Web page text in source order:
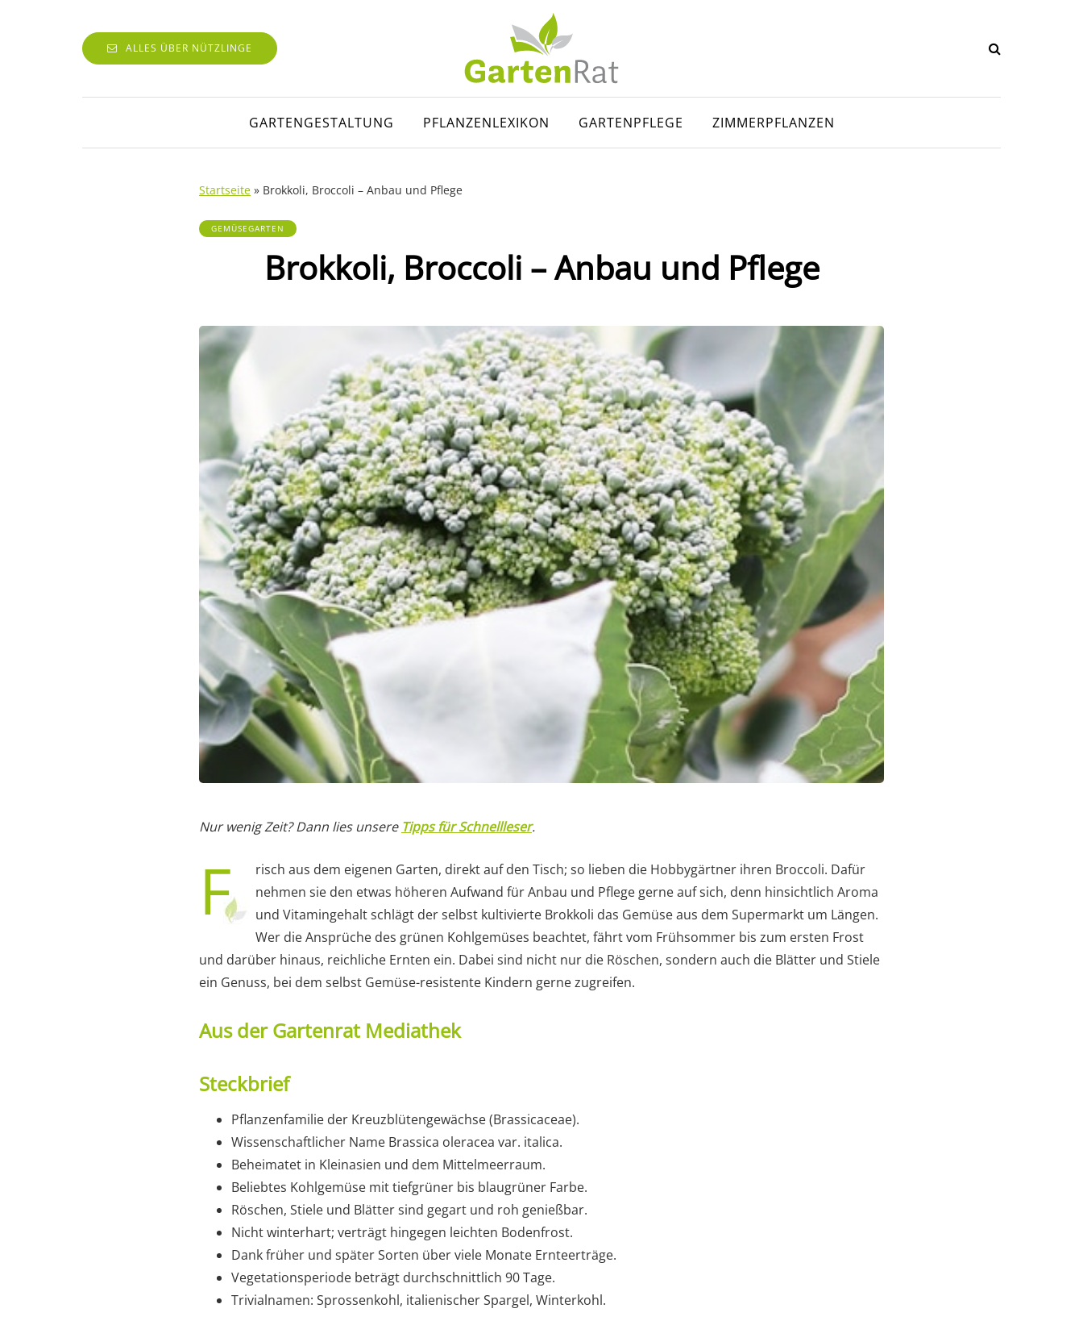
ALLES ÜBER NÜTZLINGE
GARTENGESTALTUNG PFLANZENLEXIKON GARTENPFLEGE ZIMMERPFLANZEN
Startseite » Brokkoli, Broccoli – Anbau und Pflege
GEMÜSEGARTEN
Brokkoli, Broccoli – Anbau und Pflege
Nur wenig Zeit? Dann lies unsere Tipps für Schnellleser.
F
risch aus dem eigenen Garten, direkt auf den Tisch; so lieben die Hobbygärtner ihren Broccoli. Dafür
nehmen sie den etwas höheren Aufwand für Anbau und Pflege gerne auf sich, denn hinsichtlich Aroma
und Vitamingehalt schlägt der selbst kultivierte Brokkoli das Gemüse aus dem Supermarkt um Längen.
Wer die Ansprüche des grünen Kohlgemüses beachtet, fährt vom Frühsommer bis zum ersten Frost
und darüber hinaus, reichliche Ernten ein. Dabei sind nicht nur die Röschen, sondern auch die Blätter und Stiele
ein Genuss, bei dem selbst Gemüse-resistente Kindern gerne zugreifen.
Aus der Gartenrat Mediathek
Steckbrief
Pflanzenfamilie der Kreuzblütengewächse (Brassicaceae).
Wissenschaftlicher Name Brassica oleracea var. italica.
Beheimatet in Kleinasien und dem Mittelmeerraum.
Beliebtes Kohlgemüse mit tiefgrüner bis blaugrüner Farbe.
Röschen, Stiele und Blätter sind gegart und roh genießbar.
Nicht winterhart; verträgt hingegen leichten Bodenfrost.
Dank früher und später Sorten über viele Monate Ernteerträge.
Vegetationsperiode beträgt durchschnittlich 90 Tage.
Trivialnamen: Sprossenkohl, italienischer Spargel, Winterkohl.